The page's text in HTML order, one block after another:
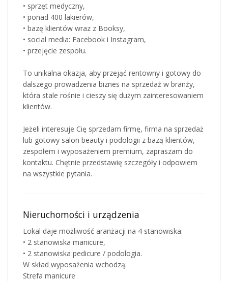
• sprzęt medyczny,
• ponad 400 lakierów,
• bazę klientów wraz z Booksy,
• social media: Facebook i Instagram,
• przejęcie zespołu.
To unikalna okazja, aby przejąć rentowny i gotowy do
dalszego prowadzenia biznes na sprzedaż w branży,
która stale rośnie i cieszy się dużym zainteresowaniem
klientów.
Jeżeli interesuje Cię sprzedam firmę, firma na sprzedaż
lub gotowy salon beauty i podologii z bazą klientów,
zespołem i wyposażeniem premium, zapraszam do
kontaktu. Chętnie przedstawię szczegóły i odpowiem
na wszystkie pytania.
Nieruchomości i urządzenia
Lokal daje możliwość aranżacji na 4 stanowiska:
• 2 stanowiska manicure,
• 2 stanowiska pedicure / podologia.
W skład wyposażenia wchodzą:
Strefa manicure